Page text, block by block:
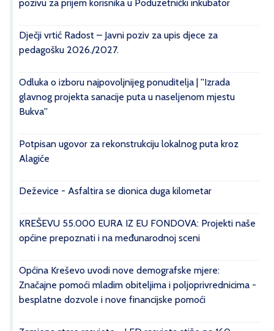
pozivu za prijem korisnika u Poduzetnički inkubator
Dječji vrtić Radost – Javni poziv za upis djece za
pedagošku 2026./2027.
Odluka o izboru najpovoljnijeg ponuditelja | ''Izrada
glavnog projekta sanacije puta u naseljenom mjestu
Bukva''
Potpisan ugovor za rekonstrukciju lokalnog puta kroz
Alagiće
Deževice - Asfaltira se dionica duga kilometar
KREŠEVU 55.000 EURA IZ EU FONDOVA: Projekti naše
općine prepoznati i na međunarodnoj sceni
Općina Kreševo uvodi nove demografske mjere:
Značajne pomoći mladim obiteljima i poljoprivrednicima -
besplatne dozvole i nove financijske pomoći